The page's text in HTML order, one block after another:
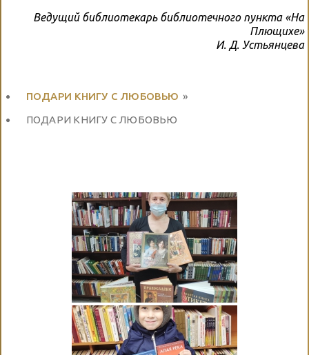
Ведущий библиотекарь библиотечного пункта «На
Плющихе»
И. Д. Устьянцева
ПОДАРИ КНИГУ С ЛЮБОВЬЮ »
ПОДАРИ КНИГУ С ЛЮБОВЬЮ